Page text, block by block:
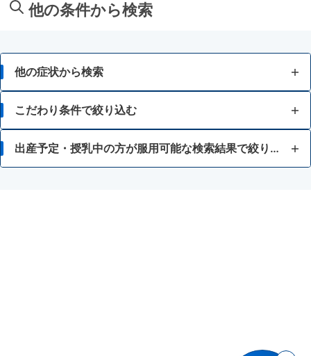
他の条件から検索
他の症状から検索
胃痛
胸焼け
はきけ・むかつき
こだわり条件で絞り込む
15歳未満 出産予定・授乳中の方が服用可能な検索結果で絞り込む